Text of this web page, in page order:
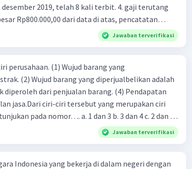
2019, telah 8 kali terbit. 4. gaji terutang
Rp800.000,00 dari data di atas, pencatatan
....
Jawaban terverifikasi
perusahaan. (1) Wujud barang yang
(2) Wujud barang yang diperjualbelikan adalah
diperoleh dari penjualan barang. (4) Pendapatan
jasa.Dari ciri-ciri tersebut yang merupakan ciri
pada nomor…. a. 1 dan 3 b. 3 dan 4 c. 2 dan 3
Jawaban terverifikasi
Indonesia yang bekerja di dalam negeri dengan